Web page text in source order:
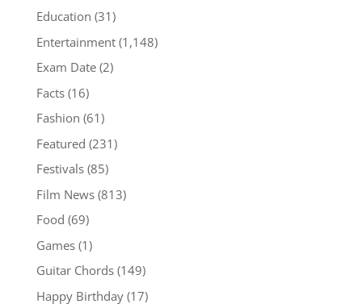
Education (31)
Entertainment(1,148)
Exam Date(2)
Facts(16)
Fashion (61)
Featured (231)
Festivals(85)
Film News(813)
Food (69)
Games(1)
Guitar Chords(149)
Happy Birthday(17)